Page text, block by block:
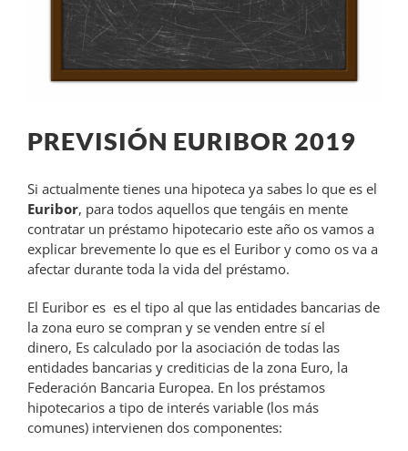
PREVISIÓN EURIBOR 2019
Si actualmente tienes una hipoteca ya sabes lo que es el
Euribor, para todos aquellos que tengáis en mente
contratar un préstamo hipotecario este año os vamos a
explicar brevemente lo que es el Euribor y como os va a
afectar durante toda la vida del préstamo.
El Euribor es es el tipo al que las entidades bancarias de
la zona euro se compran y se venden entre sí el
dinero, Es calculado por la asociación de todas las
entidades bancarias y crediticias de la zona Euro, la
Federación Bancaria Europea. En los préstamos
hipotecarios a tipo de interés variable (los más
comunes) intervienen dos componentes: